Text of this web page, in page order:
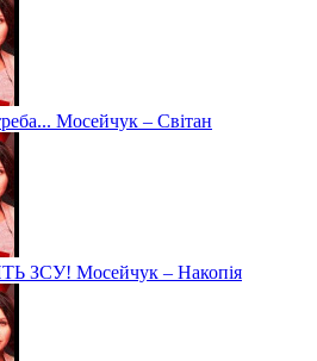
Мосейчук – Світан
ЗСУ! Мосейчук – Накопія